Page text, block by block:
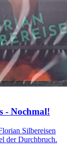
- Nochmal!
Silbereisen
der Durchbruch.